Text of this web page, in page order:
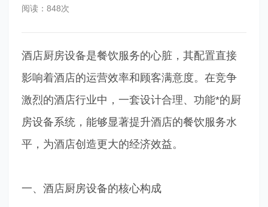
阅读：848次
酒店厨房设备是餐饮服务的心脏，其配置直接
影响着酒店的运营效率和顾客满意度。在竞争
激烈的酒店行业中，一套设计合理、功能*的厨
房设备系统，能够显著提升酒店的餐饮服务水
平，为酒店创造更大的经济效益。
一、酒店厨房设备的核心构成